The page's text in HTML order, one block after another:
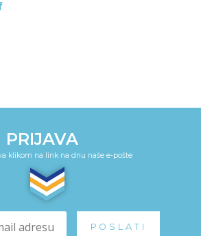
PRIJAVA
klikom na link na dnu naše e-pošte